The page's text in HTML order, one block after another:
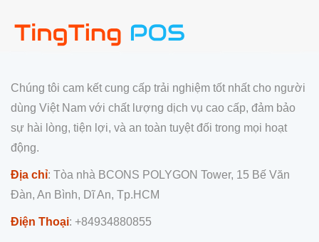
Chúng tôi cam kết cung cấp trải nghiệm tốt nhất cho người
dùng Việt Nam với chất lượng dịch vụ cao cấp, đảm bảo
sự hài lòng, tiện lợi, và an toàn tuyệt đối trong mọi hoạt
động.
Địa chỉ: Tòa nhà BCONS POLYGON Tower, 15 Bế Văn
Đàn, An Bình, Dĩ An, Tp.HCM
Điện Thoại: +84934880855